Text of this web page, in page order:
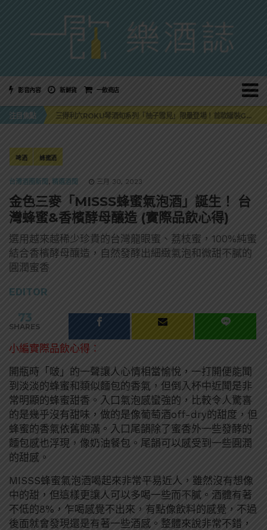
影音內容 新鮮貨 一飲商店
注目焦點
萬眾敲碗如期回歸！SUNMAI金色三麥3度攜手花蓮瓜農品牌「阿強西瓜」
三得利六ROKU琴酒旬系列「柚子雪見」限量登場！首款罐裝GIN SODA 10月同步上市
美國正式恢復蘇格蘭威士忌零關稅！烈酒產業再次迎來重磅利多
啤酒 蜂蜜酒
台灣酒圈新聞 , 精選酒聞 三月 30, 2023
金色三麥「MISSS蜂蜜氣泡酒」誕生！ 台
灣蜂蜜&香檳酵母釀造 (實際品飲心得)
選用越來越稀少珍貴的台灣龍眼蜜、荔枝蜜，100%純蜜
結合香檳酵母釀造，自然發酵出細緻氣泡和微甜不膩的
圓潤蜜香
EDITOR
73
SHARES
小編實際品飲心得：
開瓶時「啵」的一聲讓人心情相當愉悅，一打開便能聞
到淡淡的蜂蜜和類似麵包的香氣，但倒入杯中近聞是非
常明顯的蜂蜜甜香。入口氣泡感蠻強的，比較令人驚喜
的是幾乎沒有甜味，做的是像葡萄酒off-dry的甜度，但
蜂蜜的香氣依舊飽滿。入口尾韻除了蜜香外一些發酵的
麵包感也浮現，像奶油餐包。尾韻可以感受到一些圓潤
的甜感。
MISSS蜂蜜氣泡酒喝起來非常平易近人，雖然沒有想像
中的甜，但這樣更讓人可以多喝一些而不膩。酒體有著
不低的8%，乍喝感覺不出來，有點像飲料的感覺，不過
後面就會發現還是有著一些酒感。整體來說非常不錯，